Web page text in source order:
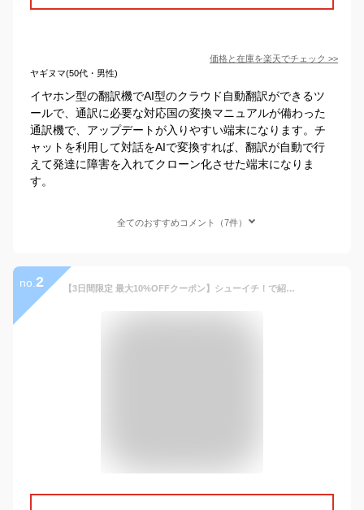
価格と在庫を楽天でチェック >>
ヤギヌマ(50代・男性)
イヤホン型の翻訳機でAI型のクラウド自動翻訳ができるツ
ールで、通訳に必要な対応国の変換マニュアルが備わった
通訳機で、アップデートが入りやすい端末になります。チ
ャットを利用して対話をAIで変換すれば、翻訳が自動で行
えて発達に障害を入れてクローン化させた端末になりま
す。
全てのおすすめコメント（7件）
no. 2 【3日間限定 最大10%OFFクーポン】シューイチ！で紹介 翻訳機 翻訳イヤホン イヤホン型 翻訳機 Wooask M3 AI Bluetooth イヤホン 翻訳 144ヶ国語対応 同時通訳 オフライン ワイヤレス 海外旅行 観光 外国 ビジネス 音声案内 英語 中国語 日本語